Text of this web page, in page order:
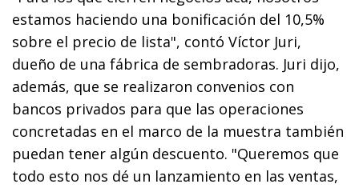
estamos haciendo una bonificación del 10,5%
sobre el precio de lista", contó Víctor Juri,
dueño de una fábrica de sembradoras. Juri dijo,
además, que se realizaron convenios con
bancos privados para que las operaciones
concretadas en el marco de la muestra también
puedan tener algún descuento. "Queremos que
todo esto nos dé un lanzamiento en las ventas,